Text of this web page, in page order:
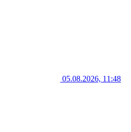
05.08.2026, 11:48